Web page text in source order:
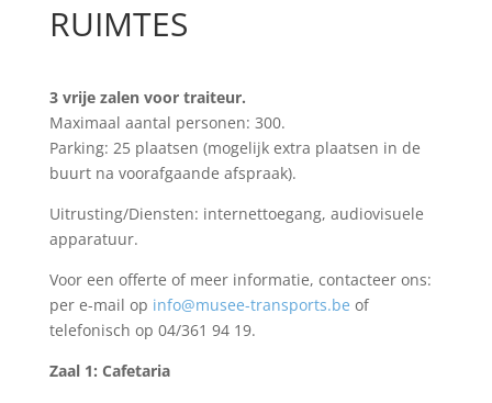
RUIMTES
3 vrije zalen voor traiteur.
Maximaal aantal personen: 300.
Parking: 25 plaatsen (mogelijk extra plaatsen in de
buurt na voorafgaande afspraak).
Uitrusting/Diensten: internettoegang, audiovisuele
apparatuur.
Voor een offerte of meer informatie, contacteer ons:
per e-mail op info@musee-transports.be of
telefonisch op 04/361 94 19.
Zaal 1: Cafetaria